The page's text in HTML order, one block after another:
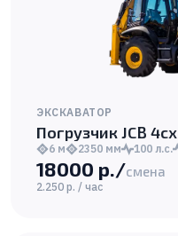
ЭКСКАВАТОР
Погрузчик JCB 4cx
6 м 2350 мм 100 л.с.
18000 р./смена
2.250 р. / час